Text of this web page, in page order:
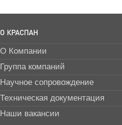
О КРАСПАН
О Компании
Группа компаний
Научное сопровождение
Техническая документация
Наши вакансии